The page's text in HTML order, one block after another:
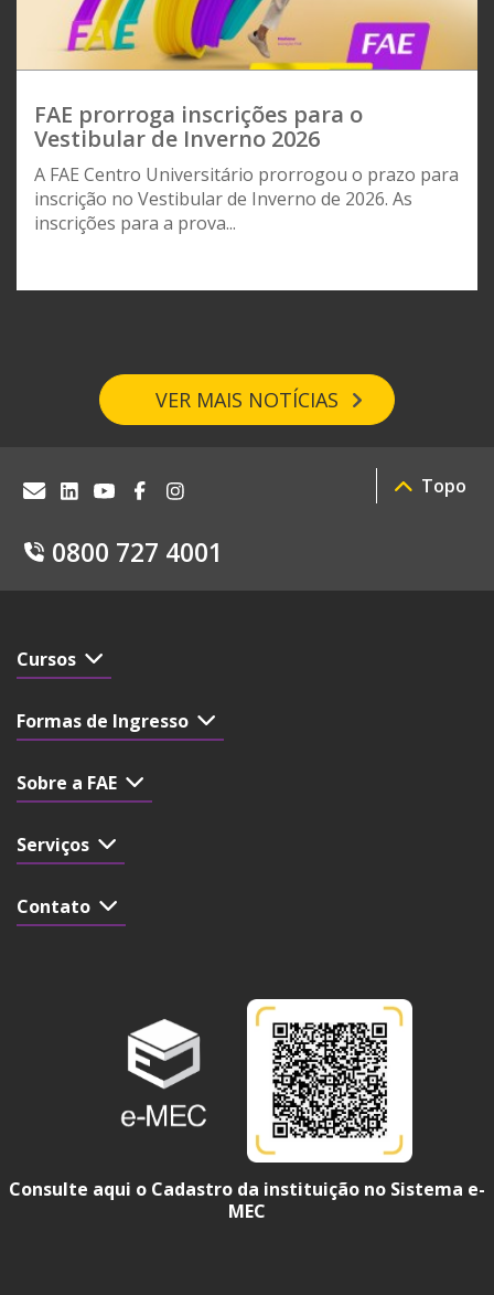
FAE prorroga inscrições para o
Vestibular de Inverno 2026
A FAE Centro Universitário prorrogou o prazo para
inscrição no Vestibular de Inverno de 2026. As
inscrições para a prova...
VER MAIS NOTÍCIAS
0800 727 4001
Topo
Cursos
Formas de Ingresso
Sobre a FAE
Serviços
Contato
Consulte aqui o Cadastro da instituição no Sistema e-
MEC